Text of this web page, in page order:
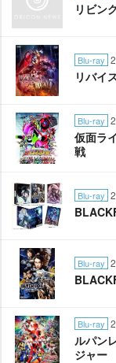
リビン
Blu-ray
リバイ
Blu-ray
仮面ラ
戦
Blu-ray
Blu-ray
Blu-ray
ルパン
ジャー